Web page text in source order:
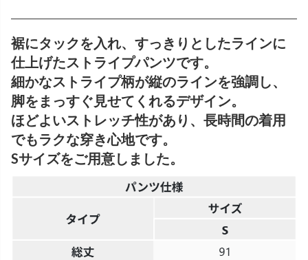
裾にタックを入れ、すっきりとしたラインに
仕上げたストライプパンツです。
細かなストライプ柄が縦のラインを強調し、
脚をまっすぐ見せてくれるデザイン。
ほどよいストレッチ性があり、長時間の着用
でもラクな穿き心地です。
Sサイズをご用意しました。